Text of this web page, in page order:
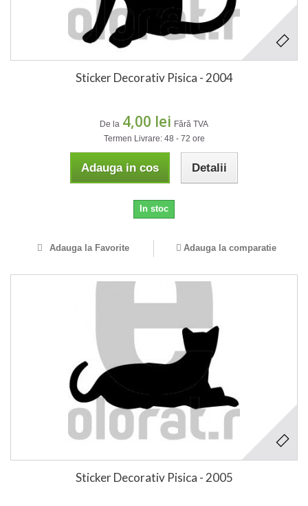
Sticker Decorativ Pisica - 2004
De la 4,00 lei Fără TVA
Termen Livrare: 48 - 72 ore
Adauga in cos Detalii
In stoc
Adauga la Favorite Adauga la comparatie
Sticker Decorativ Pisica - 2005